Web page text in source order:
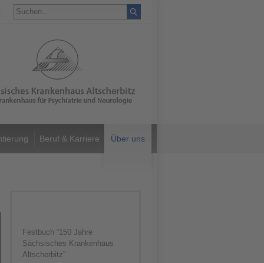
Beruf & Karriere Über uns
Festbuch “150 Jahre
Sächsisches Krankenhaus
Altscherbitz”